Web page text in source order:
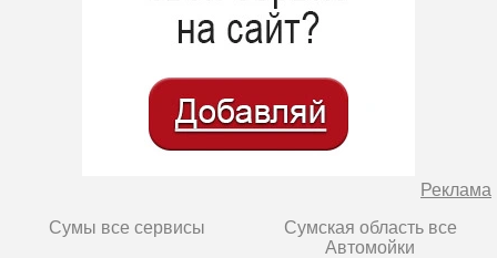
Реклама
Сумы все сервисы
Сумская область все
Автомойки